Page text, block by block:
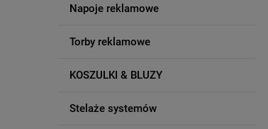
Napoje reklamowe
Torby reklamowe
KOSZULKI & BLUZY
Stelaże systemów